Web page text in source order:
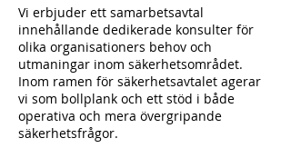
Vi erbjuder ett samarbetsavtal
innehållande dedikerade konsulter för
olika organisationers behov och
utmaningar inom säkerhetsområdet.
Inom ramen för säkerhetsavtalet agerar
vi som bollplank och ett stöd i både
operativa och mera övergripande
säkerhetsfrågor.